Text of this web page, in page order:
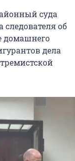
суда
об
домашнего
дела